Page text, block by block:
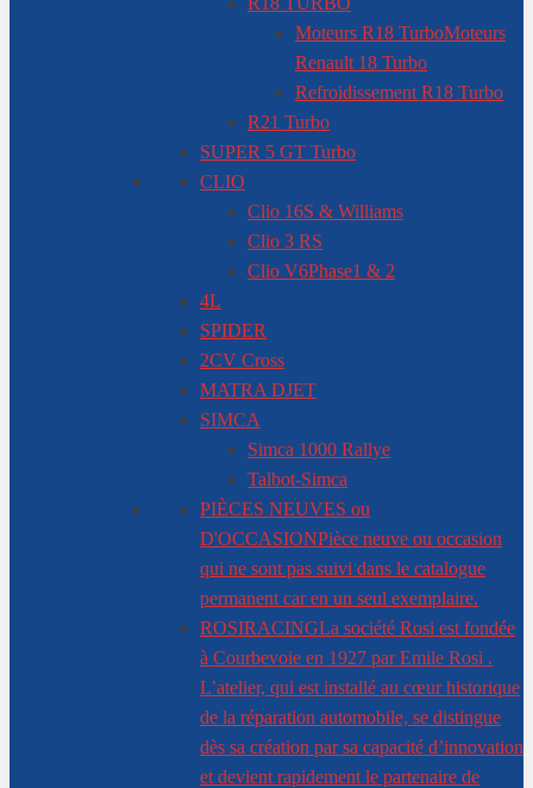
Moteurs R18 TurboMoteurs
Renault 18 Turbo
Refroidissement R18 Turbo
R21 Turbo
SUPER 5 GT Turbo
CLIO
Clio 16S & Williams
Clio 3 RS
Clio V6Phase1 & 2
4L
SPIDER
2CV Cross
MATRA DJET
SIMCA
Simca 1000 Rallye
Talbot-Simca
PIÈCES NEUVES ou
D'OCCASIONPièce neuve ou occasion
qui ne sont pas suivi dans le catalogue
permanent car en un seul exemplaire.
ROSIRACINGLa société Rosi est fondée
à Courbevoie en 1927 par Emile Rosi .
L’atelier, qui est installé au cœur historique
de la réparation automobile, se distingue
dès sa création par sa capacité d’innovation
et devient rapidement le partenaire de